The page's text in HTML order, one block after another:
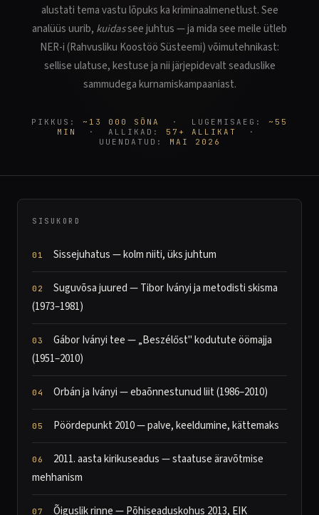
alustati tema vastu lõpuks ka kriminaalmenetlust. See
analüüs uurib, kuidassee juhtus — ja mida see meile ütleb
NER-i (Rahvusliku Koostöö Süsteemi) võimutehnikast:
sellise ulatuse, kestuse ja nii järjepidevalt seaduslike
sammudega kurnamiskampaaniast.
PIKKUS: ~13 000 SÕNA · LUGEMISAEG: ~55
MIN
· ALLIKAD: 57+ ALLIKAT
·
UUENDATUD:
MAI 2026
SISUKORD
Sissejuhatus — kolm niiti, üks juhtum
Suguvõsa juured — Tibor Iványi ja metodisti skisma
(1973–1981)
Gábor Iványi tee — „Beszélőst" kodutute öömajja
(1951–2010)
Orbán ja Iványi — ebaõnnestunud liit (1986–2010)
Pöördepunkt 2010 — palve, keeldumine, kättemaks
2011. aasta kirikuseadus — staatuse äravõtmise
mehhanism
Õiguslik rinne — Põhiseaduskohus 2013, EIK